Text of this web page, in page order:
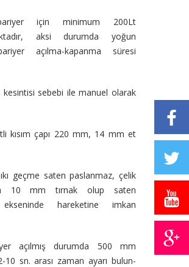
için minimum 200Lt
aksi durumda yoğun
açılma-kapanma süresi
sebebi ile manuel olarak
kısım çapı 220 mm, 14 mm et
geçme saten paslanmaz, çelik
10 mm tırnak olup saten
hareketine imkan
açılmış durumda 500 mm
sn. arası zaman ayarı bulun-